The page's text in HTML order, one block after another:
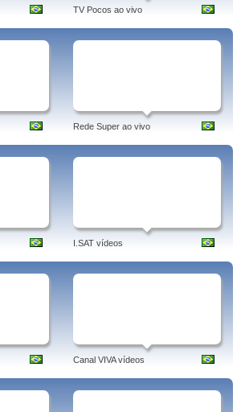
TV Pocos ao vivo
Rede Super ao vivo
I.SAT vídeos
Canal VIVA vídeos